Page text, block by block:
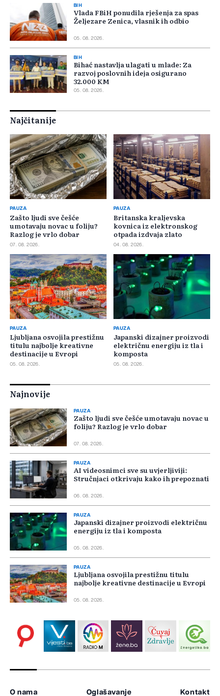
BIH
Vlada FBiH ponudila rješenja za spas
Željezare Zenica, vlasnik ih odbio
05. 08. 2026.
BIH
Bihać nastavlja ulagati u mlade: Za
razvoj poslovnih ideja osigurano
32.000 KM
05. 08. 2026.
Najčitanije
PAUZA
Zašto ljudi sve češće
umotavaju novac u foliju?
Razlog je vrlo dobar
07. 08. 2026.
PAUZA
Britanska kraljevska
kovnica iz elektronskog
otpada izdvaja zlato
04. 08. 2026.
PAUZA
Ljubljana osvojila prestižnu
titulu najbolje kreativne
destinacije u Evropi
05. 08. 2026.
PAUZA
Japanski dizajner proizvodi
električnu energiju iz tla i
komposta
05. 08. 2026.
Najnovije
PAUZA
Zašto ljudi sve češće umotavaju novac u
foliju? Razlog je vrlo dobar
07. 08. 2026.
PAUZA
AI videosnimci sve su uvjerljiviji:
Stručnjaci otkrivaju kako ih prepoznati
06. 08. 2026.
PAUZA
Japanski dizajner proizvodi električnu
energiju iz tla i komposta
05. 08. 2026.
PAUZA
Ljubljana osvojila prestižnu titulu
najbolje kreativne destinacije u Evropi
05. 08. 2026.
O nama Oglašavanje Kontakt